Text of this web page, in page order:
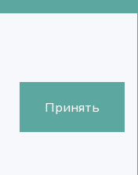
Принять